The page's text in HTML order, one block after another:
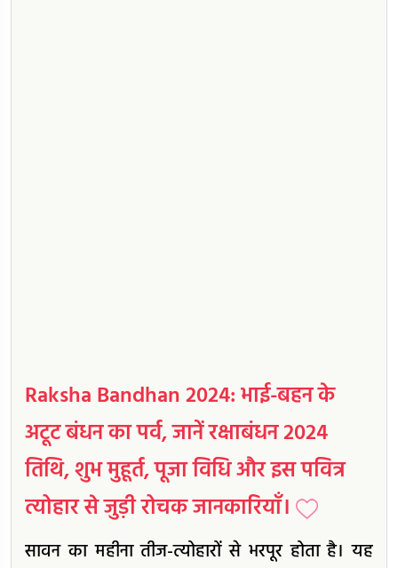
Raksha Bandhan 2024: भाई-बहन के
अटूट बंधन का पर्व, जानें रक्षाबंधन 2024
तिथि, शुभ मुहूर्त, पूजा विधि और इस पवित्र
त्योहार से जुड़ी रोचक जानकारियाँ।
सावन का महीना तीज-त्योहारों से भरपूर होता है। यह